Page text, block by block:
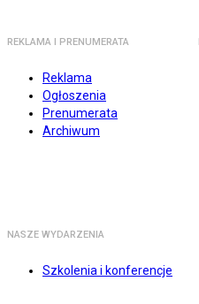
REKLAMA I PRENUMERATA
Reklama
Ogłoszenia
Prenumerata
Archiwum
NASZE WYDARZENIA
Szkolenia i konferencje